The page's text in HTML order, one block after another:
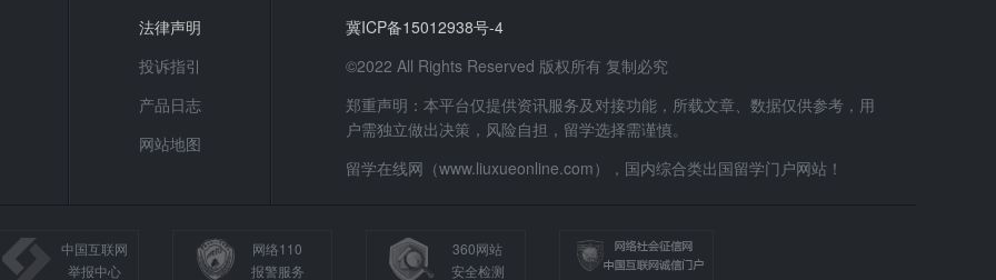
法律声明
投诉指引
产品日志
网站地图
冀ICP备15012938号-4
©2022 All Rights Reserved 版权所有 复制必究
郑重声明：本平台仅提供资讯服务及对接功能，所载文章、数据仅供参考，用
户需独立做出决策，风险自担，留学选择需谨慎。
留学在线网（www.liuxueonline.com），国内综合类出国留学门户网站！
中国互联网
举报中心
网络110
报警服务
360网站
安全检测